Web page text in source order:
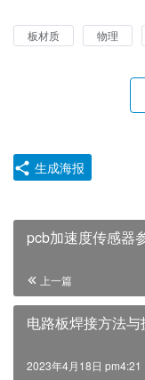
板材质 物理
生成海报
pcb加速度传感器
上一篇
电路板焊接方法
2023年4月18日 pm4:21